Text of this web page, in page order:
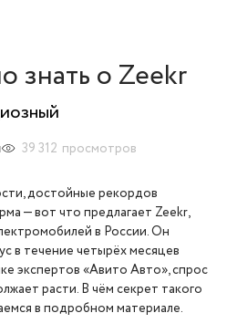
знать о Zeekr
39 312 просмотров
достойные рекордов
— вот что предлагает Zeekr,
в России. Он
в течение четырёх месяцев
экспертов «Авито Авто», спрос
расти. В чём секрет такого
в подробном материале.